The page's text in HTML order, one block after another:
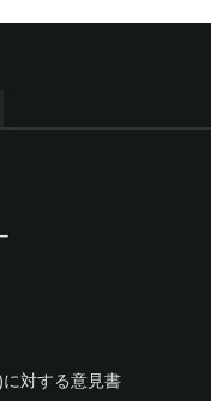
対する意見書